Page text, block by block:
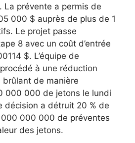
La prévente a permis de
000 $ auprès de plus de 1
Le projet passe
8 avec un coût d’entrée
$. L’équipe de
à une réduction
brûlant de manière
000 000 de jetons le lundi
décision a détruit 20 % de
000 000 000 de préventes
des jetons.